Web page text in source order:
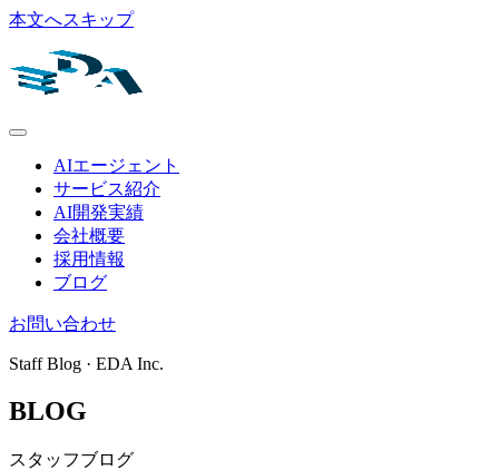
本文へスキップ
AIエージェント
サービス紹介
AI開発実績
会社概要
採用情報
ブログ
お問い合わせ
Staff Blog · EDA Inc.
BLOG
スタッフブログ